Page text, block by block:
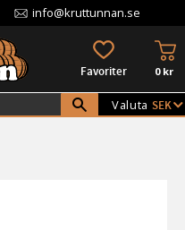
info@kruttunnan.se
FAVORITER 0kr
Valuta